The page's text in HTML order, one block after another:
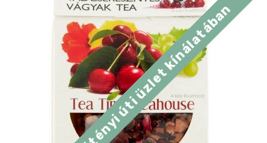
Tétényi úti üzlet kínálatában